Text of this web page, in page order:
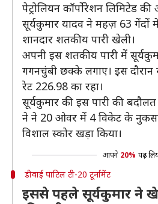
पेट्रोलियन कॉर्पोरेशन लिमिटेड
सूर्यकुमार यादव ने महज़ 63 गेंदों
शानदार शतकीय पारी खेली।
अपनी इस शतकीय पारी में
गगनचुंबी छक्के लगाए। इस दौरान
रेट 226.98 का रहा।
सूर्यकुमार की इस पारी की
ने ने 20 ओवर में 4 विकेट के
विशाल स्कोर खड़ा किया।
आपने 20% पढ़
डीवाई पाटिल टी-20 टूर्नामेंट
इससे पहले सूर्यकुमार ने